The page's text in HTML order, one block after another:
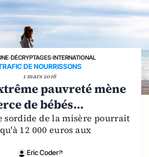
›DÉCRYPTAGES›INTERNATIONAL
DE NOURRISSONS
1 mars 2016
pauvreté mène
de bébés…
sordide de la misère pourrait
12 000 euros aux
Eric Coder